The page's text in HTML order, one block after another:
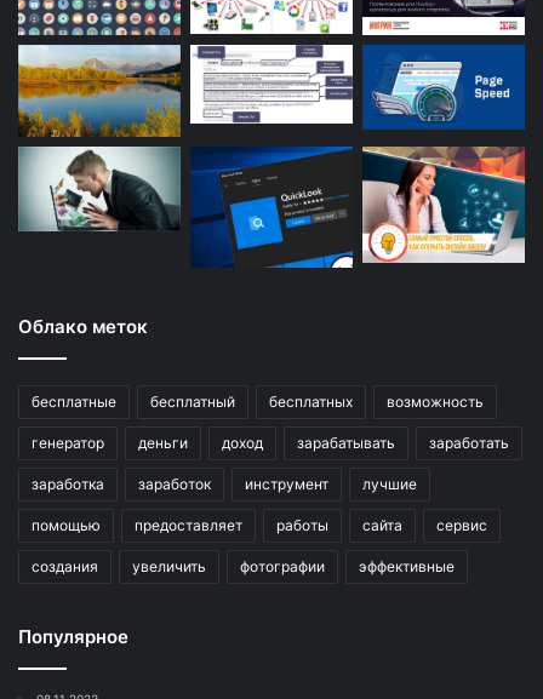
Облако меток
бесплатные бесплатный бесплатных возможность
генератор деньги доход зарабатывать заработать
заработка заработок инструмент лучшие
помощью предоставляет работы сайта сервис
создания увеличить фотографии эффективные
Популярное